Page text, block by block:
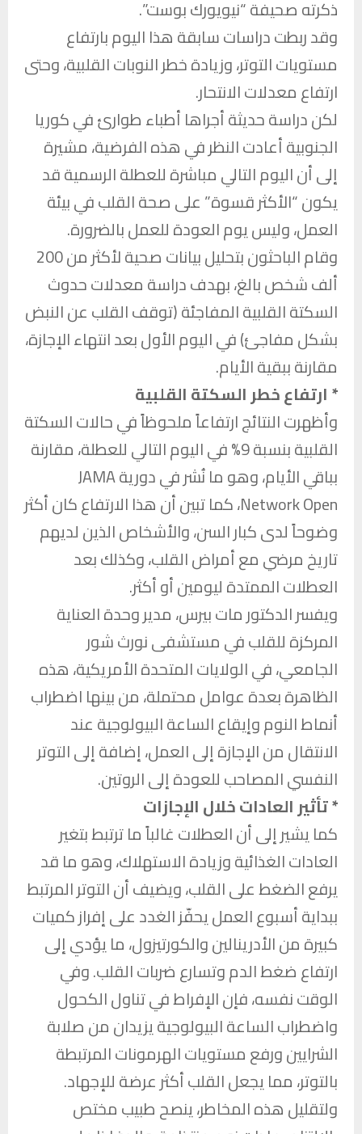
ذكرته صحيفة “نيويورك بوست”.
وقد ربطت دراسات سابقة هذا اليوم بارتفاع
مستويات التوتر، وزيادة خطر النوبات القلبية، وحتى
ارتفاع معدلات الانتحار.
لكن دراسة حديثة أجراها أطباء طوارئ في كوريا
الجنوبية أعادت النظر في هذه الفرضية، مشيرة
إلى أن اليوم التالي مباشرة للعطلة الرسمية قد
يكون “الأكثر قسوة” على صحة القلب في بيئة
العمل، وليس يوم العودة للعمل بالضرورة.
وقام الباحثون بتحليل بيانات صحية لأكثر من 200
ألف شخص بالغ، بهدف دراسة معدلات حدوث
السكتة القلبية المفاجئة (توقف القلب عن النبض
بشكل مفاجئ) في اليوم الأول بعد انتهاء الإجازة،
مقارنة ببقية الأيام.
* ارتفاع خطر السكتة القلبية
وأظهرت النتائج ارتفاعاً ملحوظاً في حالات السكتة
القلبية بنسبة 9% في اليوم التالي للعطلة، مقارنة
بباقي الأيام، وهو ما نُشر في دورية JAMA
Network Open، كما تبين أن هذا الارتفاع كان أكثر
وضوحاً لدى كبار السن، والأشخاص الذين لديهم
تاريخ مرضي مع أمراض القلب، وكذلك بعد
العطلات الممتدة ليومين أو أكثر.
ويفسر الدكتور مات بيرس، مدير وحدة العناية
المركزة للقلب في مستشفى نورث شور
الجامعي، في الولايات المتحدة الأمريكية، هذه
الظاهرة بعدة عوامل محتملة، من بينها اضطراب
أنماط النوم وإيقاع الساعة البيولوجية عند
الانتقال من الإجازة إلى العمل، إضافة إلى التوتر
النفسي المصاحب للعودة إلى الروتين.
* تأثير العادات خلال الإجازات
كما يشير إلى أن العطلات غالباً ما ترتبط بتغير
العادات الغذائية وزيادة الاستهلاك، وهو ما قد
يرفع الضغط على القلب، ويضيف أن التوتر المرتبط
ببداية أسبوع العمل يحفّز الغدد على إفراز كميات
كبيرة من الأدرينالين والكورتيزول، ما يؤدي إلى
ارتفاع ضغط الدم وتسارع ضربات القلب. وفي
الوقت نفسه، فإن الإفراط في تناول الكحول
واضطراب الساعة البيولوجية يزيدان من صلابة
الشرايين ورفع مستويات الهرمونات المرتبطة
بالتوتر، مما يجعل القلب أكثر عرضة للإجهاد.
ولتقليل هذه المخاطر، ينصح طبيب مختص